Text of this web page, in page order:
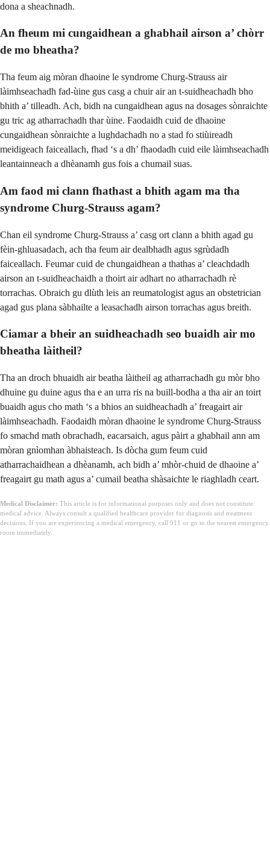
dona a sheachnadh.
An fheum mi cungaidhean a ghabhail airson a’ chòrr
de mo bheatha?
Tha feum aig mòran dhaoine le syndrome Churg-Strauss air
làimhseachadh fad-ùine gus casg a chuir air an t-suidheachadh bho
bhith a’ tilleadh. Ach, bidh na cungaidhean agus na dosages sònraichte
gu tric ag atharrachadh thar ùine. Faodaidh cuid de dhaoine
cungaidhean sònraichte a lughdachadh no a stad fo stiùireadh
meidigeach faiceallach, fhad ‘s a dh’ fhaodadh cuid eile làimhseachadh
leantainneach a dhèanamh gus fois a chumail suas.
Am faod mi clann fhathast a bhith agam ma tha
syndrome Churg-Strauss agam?
Chan eil syndrome Churg-Strauss a’ casg ort clann a bhith agad gu
fèin-ghluasadach, ach tha feum air dealbhadh agus sgrùdadh
faiceallach. Feumar cuid de chungaidhean a thathas a’ cleachdadh
airson an t-suidheachaidh a thoirt air adhart no atharrachadh rè
torrachas. Obraich gu dlùth leis an reumatologist agus an obstetrician
agad gus plana sàbhailte a leasachadh airson torrachas agus breith.
Ciamar a bheir an suidheachadh seo buaidh air mo
bheatha làitheil?
Tha an droch bhuaidh air beatha làitheil ag atharrachadh gu mòr bho
dhuine gu duine agus tha e an urra ris na buill-bodha a tha air an toirt
buaidh agus cho math ‘s a bhios an suidheachadh a’ freagairt air
làimhseachadh. Faodaidh mòran dhaoine le syndrome Churg-Strauss
fo smachd math obrachadh, eacarsaich, agus pàirt a ghabhail ann am
mòran gnìomhan àbhaisteach. Is dòcha gum feum cuid
atharrachaidhean a dhèanamh, ach bidh a’ mhòr-chuid de dhaoine a’
freagairt gu math agus a’ cumail beatha shàsaichte le riaghladh ceart.
Medical Disclaimer: This article is for informational purposes only and does not constitute
medical advice. Always consult a qualified healthcare provider for diagnosis and treatment
decisions. If you are experiencing a medical emergency, call 911 or go to the nearest emergency
room immediately.